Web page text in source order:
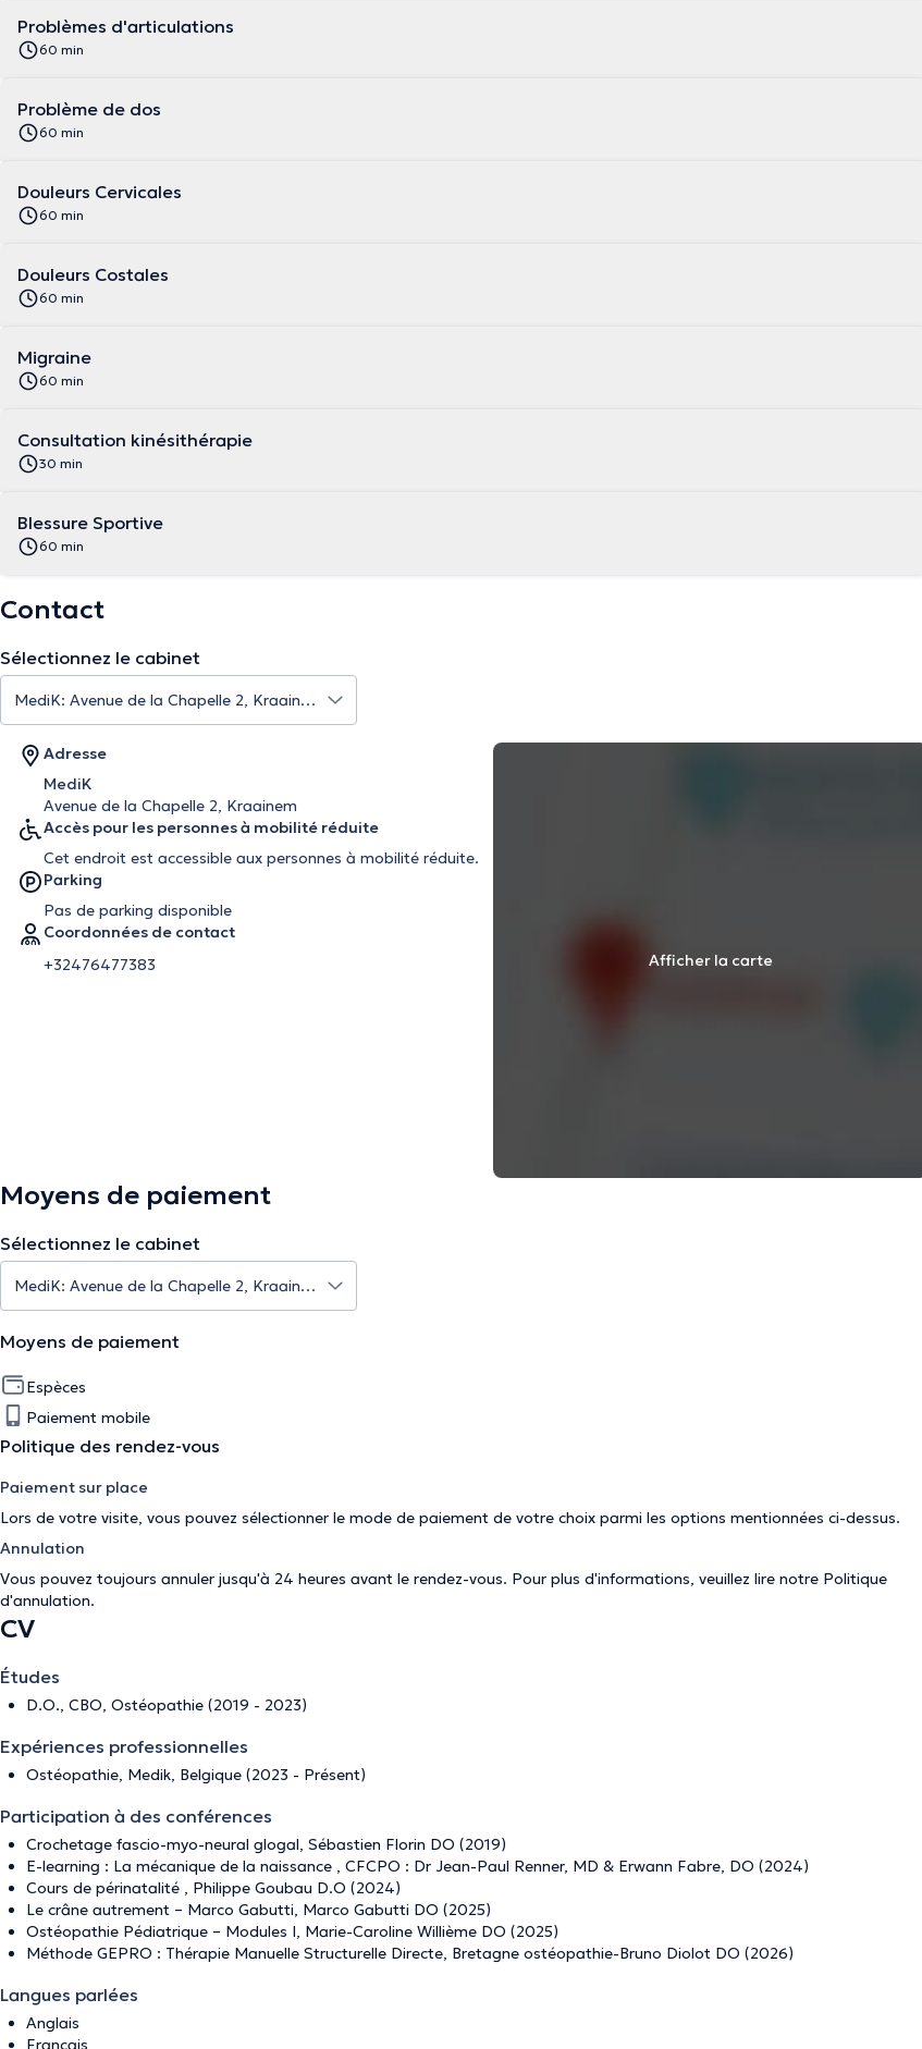
Problèmes d'articulations
60 min
Problème de dos
60 min
Douleurs Cervicales
60 min
Douleurs Costales
60 min
Migraine
60 min
Consultation kinésithérapie
30 min
Blessure Sportive
60 min
Contact
Sélectionnez le cabinet
Adresse
MediK
Avenue de la Chapelle 2, Kraainem
Accès pour les personnes à mobilité réduite
Cet endroit est accessible aux personnes à mobilité réduite.
Parking
Pas de parking disponible
Coordonnées de contact
+32476477383
Afficher la carte
Moyens de paiement
Sélectionnez le cabinet
Moyens de paiement
Espèces
Paiement mobile
Politique des rendez-vous
Paiement sur place
Lors de votre visite, vous pouvez sélectionner le mode de paiement de votre choix parmi les options mentionnées ci-dessus.
Annulation
Vous pouvez toujours annuler jusqu'à 24 heures avant le rendez-vous. Pour plus d'informations, veuillez lire notre Politique
d'annulation.
CV
Études
D.O., CBO, Ostéopathie (2019 - 2023)
Expériences professionnelles
Ostéopathie, Medik, Belgique (2023 - Présent)
Participation à des conférences
Crochetage fascio-myo-neural glogal, Sébastien Florin DO (2019)
E-learning : La mécanique de la naissance , CFCPO : Dr Jean-Paul Renner, MD & Erwann Fabre, DO (2024)
Cours de périnatalité , Philippe Goubau D.O (2024)
Le crâne autrement – Marco Gabutti, Marco Gabutti DO (2025)
Ostéopathie Pédiatrique – Modules I, Marie-Caroline Willième DO (2025)
Méthode GEPRO : Thérapie Manuelle Structurelle Directe, Bretagne ostéopathie-Bruno Diolot DO (2026)
Langues parlées
Anglais
Français